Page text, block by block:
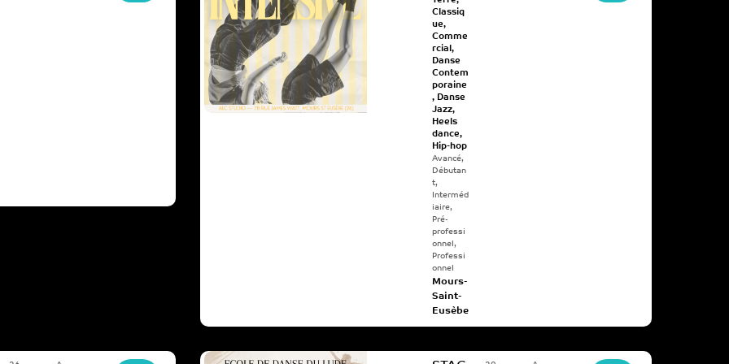
Classiq
ue,
Comme
rcial,
Danse
Contem
poraine
, Danse
Jazz,
Heels
dance,
Hip-hop
Avancé,
Débutan
t,
Interméd
iaire,
Pré-
professi
onnel,
Professi
onnel
Mours-
Saint-
Eusèbe